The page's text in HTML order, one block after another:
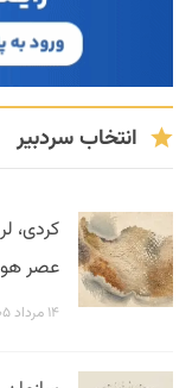
انتخاب سردبیر
کردی،
عصر
۱۴ مرداد ۱۴۰۵